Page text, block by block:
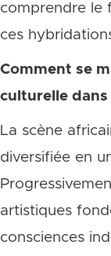
comprendre le
ces
Comment se
culturelle
La scène
diversifiée en
artistiques
consciences